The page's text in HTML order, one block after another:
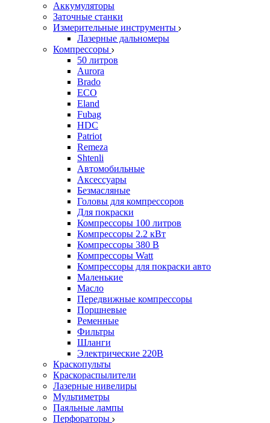
Аккумуляторы
Заточные станки
Измерительные инструменты
Лазерные дальномеры
Компрессоры
50 литров
Aurora
Brado
ECO
Eland
Fubag
HDC
Patriot
Remeza
Shtenli
Автомобильные
Аксессуары
Безмасляные
Головы для компрессоров
Для покраски
Компрессоры 100 литров
Компрессоры 2.2 кВт
Компрессоры 380 В
Компрессоры Watt
Компрессоры для покраски авто
Маленькие
Масло
Передвижные компрессоры
Поршневые
Ременные
Фильтры
Шланги
Электрические 220В
Краскопульты
Краскораспылители
Лазерные нивелиры
Мультиметры
Паяльные лампы
Перфораторы